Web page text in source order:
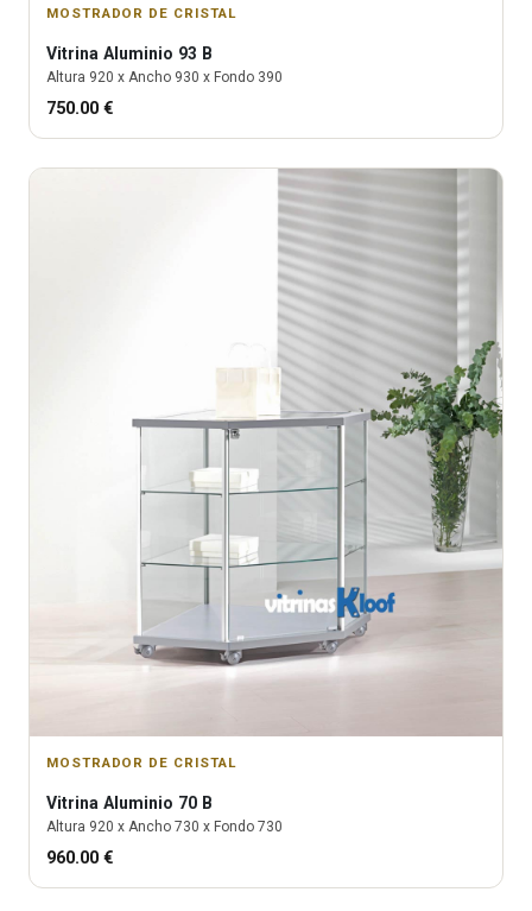
MOSTRADOR DE CRISTAL
Vitrina Aluminio 93 B
Altura 920 x Ancho 930 x Fondo 390
750.00 €
MOSTRADOR DE CRISTAL
Vitrina Aluminio 70 B
Altura 920 x Ancho 730 x Fondo 730
960.00 €